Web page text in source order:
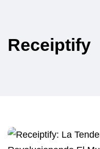
Receiptify